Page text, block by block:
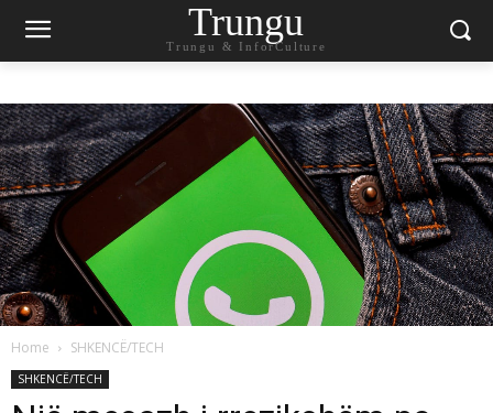
Trungu
Trungu & InforCulture
Home SHKENCË/TECH
SHKENCË/TECH